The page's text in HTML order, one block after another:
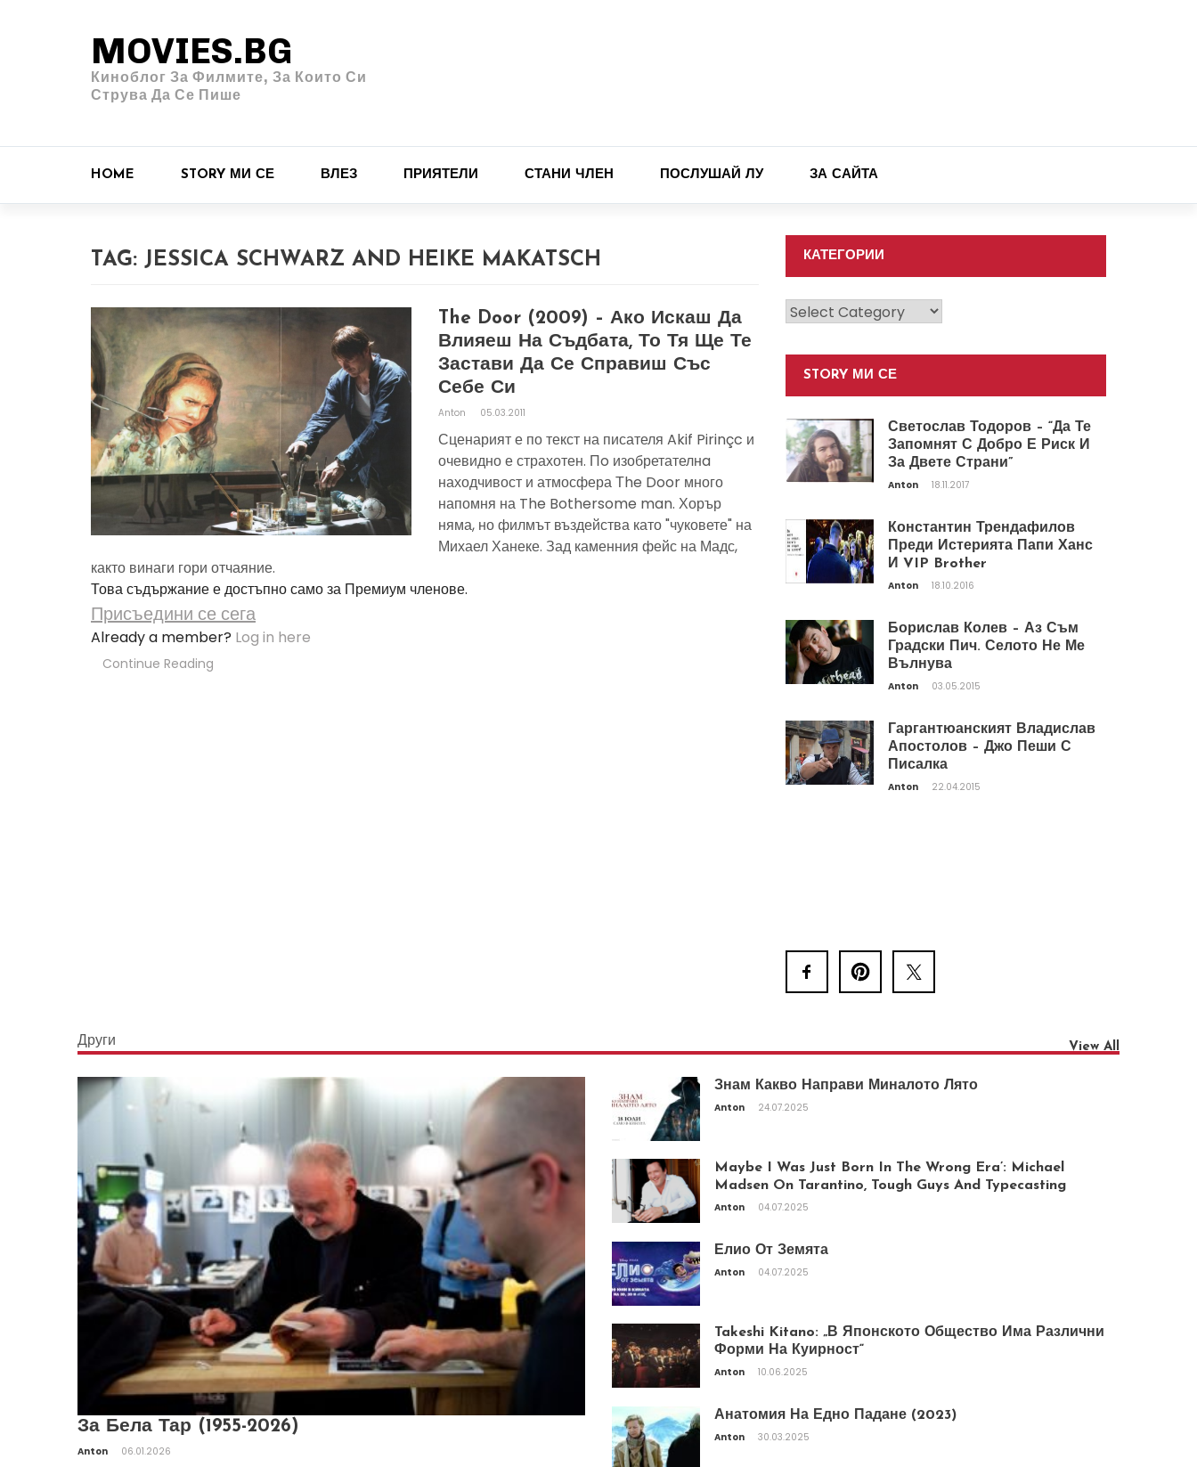
MOVIES.BG
Киноблог За Филмите, За Които Си
Струва Да Се Пише
HOME STORY МИ СЕ ВЛЕЗ ПРИЯТЕЛИ СТАНИ ЧЛЕН ПОСЛУШАЙ ЛУ ЗА САЙТА
TAG: JESSICA SCHWARZ AND HEIKE MAKATSCH
The Door (2009) – Ако Искаш Да
Влияеш На Съдбата, То Тя Ще Те
Застави Да Се Справиш Със
Себе Си
Anton 05.03.2011
Сценарият е по текст на писателя Akif Pirinçc и
очевидно е страхотен. Пo изобретателнa
находчивост и атмосфера Тhe Door много
напомня на The Bothersome man. Хорър
няма, но филмът въздейства като "чуковете" на
Михаел Ханеке. Зад каменния фейс на Мадс,
както винаги гори отчаяние.
Това съдържание е достъпно само за Премиум членове.
Присъедини се сега
Already a member? Log in here
Continue Reading
КАТЕГОРИИ
Категории
STORY МИ СЕ
Светослав Тодоров – “Да Те
Запомнят С Добро Е Риск И
За Двете Страни”
Anton 18.11.2017
Константин Трендафилов
Преди Истерията Папи Ханс
И VIP Brother
Anton 18.10.2016
Борислав Колев – Аз Съм
Градски Пич. Селото Не Ме
Вълнува
Anton 03.05.2015
Гаргантюанският Владислав
Апостолов – Джо Пеши С
Писалка
Anton 22.04.2015
Други View All
За Бела Тар (1955-2026)
Anton 06.01.2026
Знам Какво Направи Миналото Лято
Anton 24.07.2025
Maybe I Was Just Born In The Wrong Era’: Michael
Madsen On Tarantino, Tough Guys And Typecasting
Anton 04.07.2025
Елио От Земята
Anton 04.07.2025
Takeshi Kitano: „В Японското Общество Има Различни
Форми На Куирност“
Anton 10.06.2025
Анатомия На Едно Падане (2023)
Anton 30.03.2025